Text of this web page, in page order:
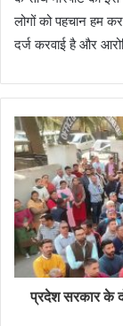
लोगों को पहचान हम
दर्ज करवाई है और
प्रदेश सरकार के